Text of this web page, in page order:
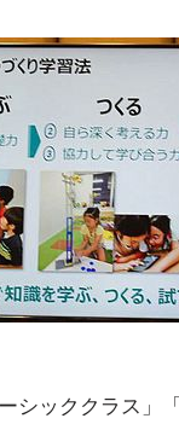
シッククラス」